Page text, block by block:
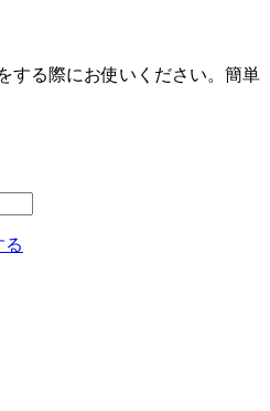
する際にお使いください。簡単
る